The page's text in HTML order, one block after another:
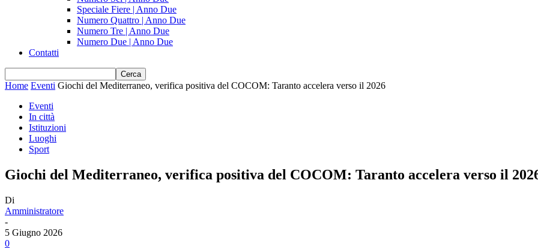
Speciale Fiere | Anno Due
Numero Quattro | Anno Due
Numero Tre | Anno Due
Numero Due | Anno Due
Contatti
Home Eventi Giochi del Mediterraneo, verifica positiva del COCOM: Taranto accelera verso il 2026
Eventi
In città
Istituzioni
Luoghi
Sport
Giochi del Mediterraneo, verifica positiva del COCOM: Taranto accelera verso il
Di
Amministratore
-
5 Giugno 2026
0